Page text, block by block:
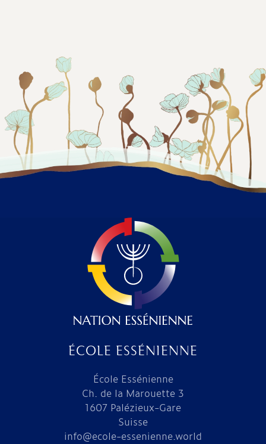
ÉCOLE ESSÉNIENNE
École Essénienne
Ch. de la Marouette 3
1607 Palézieux-Gare
Suisse
info@ecole-essenienne.world